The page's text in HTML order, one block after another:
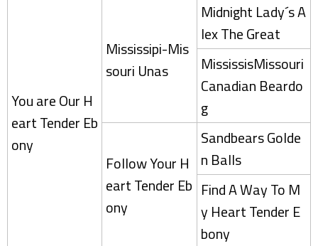
You are Our H
eart Tender Eb
ony
Mississipi-Mis
souri Unas
Midnight Lady´s A
lex The Great
MississisMissouri
Canadian Beardo
g
Follow Your H
eart Tender Eb
ony
Sandbears Golde
n Balls
Find A Way To M
y Heart Tender E
bony